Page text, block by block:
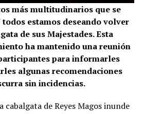
más multitudinarios que se
estamos deseando volver
de sus Majestades. Esta
ha mantenido una reunión
para informarles
algunas recomendaciones
sin incidencias.
cabalgata de Reyes Magos inunde